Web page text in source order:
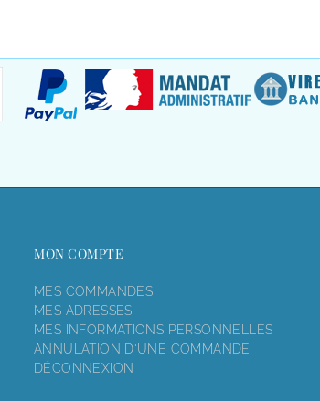
MON COMPTE
MES COMMANDES
MES ADRESSES
MES INFORMATIONS PERSONNELLES
ANNULATION D'UNE COMMANDE
DÉCONNEXION